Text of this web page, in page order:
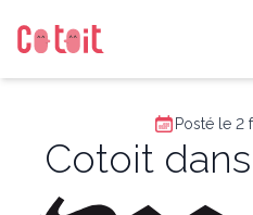
Posté le 2
Cotoit